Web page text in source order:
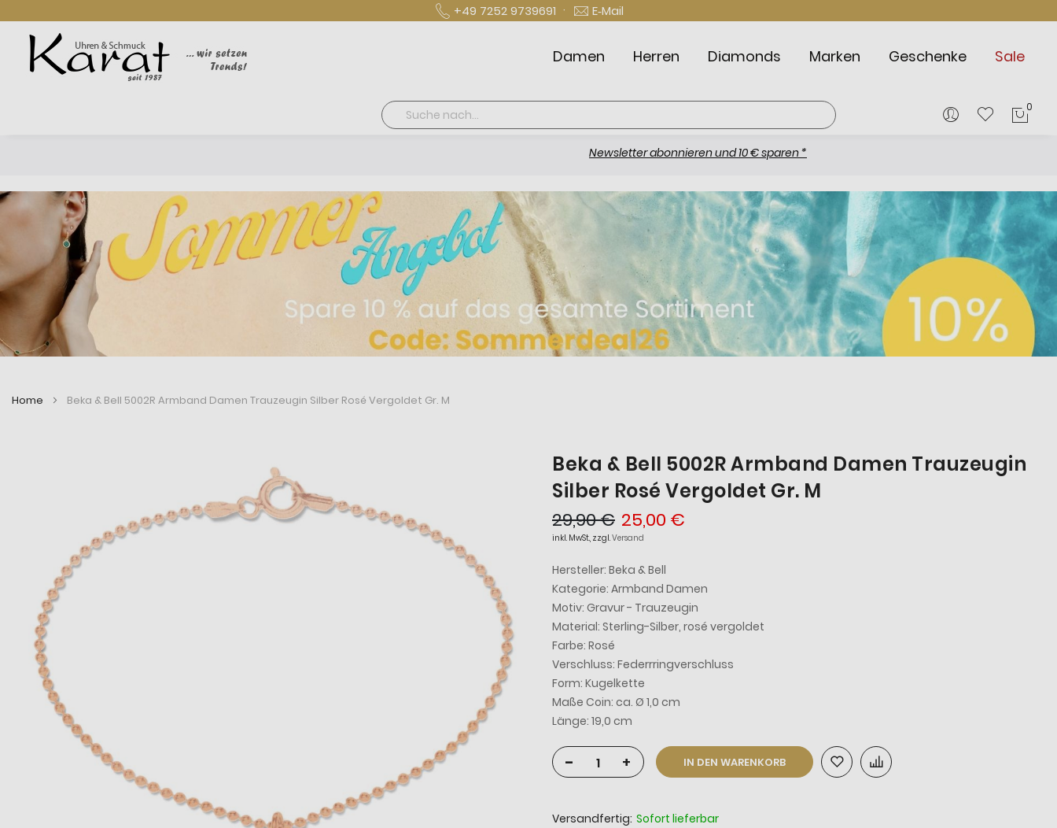
+49 7252 9739691 · E‑Mail
Damen Herren Diamonds Marken Geschenke Sale
Suche
0
Newsletter abonnieren und 10 € sparen *
Home Beka & Bell 5002R Armband Damen Trauzeugin Silber Rosé Vergoldet Gr. M
Beka & Bell 5002R Armband Damen Trauzeugin
Silber Rosé Vergoldet Gr. M
25,00 €
29,90 €
inkl. MwSt., zzgl.Versand
Hersteller: Beka & Bell
Kategorie: Armband Damen
Motiv: Gravur - Trauzeugin
Material: Sterling-Silber, rosé vergoldet
Farbe: Rosé
Verschluss: Federrringverschluss
Form: Kugelkette
Maße Coin: ca. Ø 1,0 cm
Länge: 19,0 cm
- + IN DEN WARENKORB
Versandfertig: Sofort lieferbar